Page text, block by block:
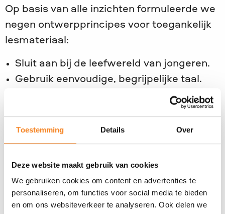
Toestemming Details Over
Deze website maakt gebruik van cookies
We gebruiken cookies om content en advertenties te
personaliseren, om functies voor social media te bieden
en om ons websiteverkeer te analyseren. Ook delen we
Op basis van alle inzichten formuleerde we
negen ontwerpprincipes voor toegankelijk
lesmateriaal:
Sluit aan bij de leefwereld van jongeren.
Gebruik eenvoudige, begrijpelijke taal.
Maak meer gebruik van beeld en visuele
Werk met een duidelijke en herkenbare
structuur.
uitleg.
Betrek docenten actief bij de uitvoering.